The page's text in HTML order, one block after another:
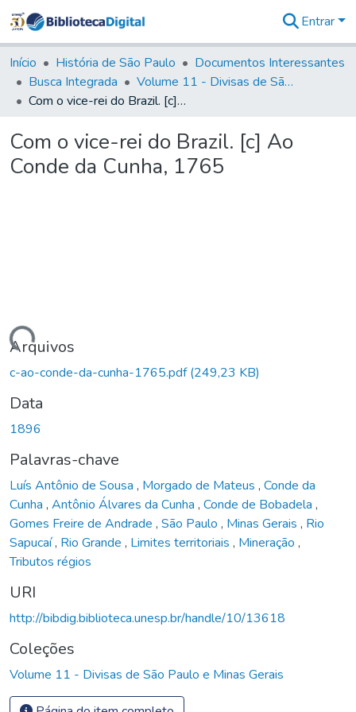
&
Coleções
Tudo na
Biblioteca
Estatísticas
Entrar
Início História de São Paulo
Documentos Interessantes
Busca Integrada
Volume 11 - Divisas de São Paulo e Minas Gerais
Com o vice-rei do Brazil. [c] Ao Conde da Cunha, 1765
Com o vice-rei do Brazil. [c] Ao
Conde da Cunha, 1765
Arquivos
c-ao-conde-da-cunha-1765.pdf(249,23 KB)
Data
1896
Palavras-chave
Luís Antônio de Sousa , Morgado de Mateus , Conde da
Cunha , Antônio Álvares da Cunha , Conde de Bobadela ,
Gomes Freire de Andrade , São Paulo , Minas Gerais , Rio
Sapucaí, Rio Grande , Limites territoriais , Mineração ,
Tributos régios
URI
http://bibdig.biblioteca.unesp.br/handle/10/13618
Coleções
Volume 11 - Divisas de São Paulo e Minas Gerais